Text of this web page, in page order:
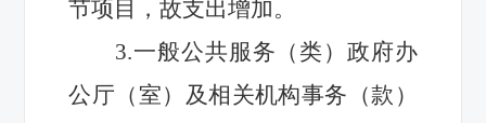
节项目，故支出增加。
3.一般公共服务（类）政府办
公厅（室）及相关机构事务（款）